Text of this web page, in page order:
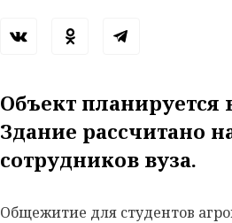
Объект планируется
Здание рассчитано
сотрудников вуза.
Общежитие для студентов